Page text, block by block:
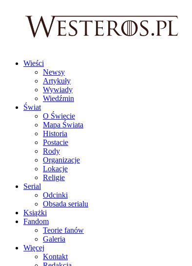
Wieści
Newsy
Artykuły
Wywiady
Wiedźmin
Świat
O Świecie
Mapa Świata
Historia
Postacie
Rody
Organizacje
Lokacje
Religie
Serial
Odcinki
Obsada serialu
Książki
Fandom
Teorie fanów
Galeria
Więcej
Kontakt